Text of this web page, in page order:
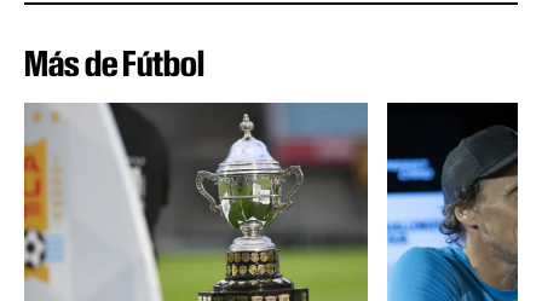
Más de Fútbol